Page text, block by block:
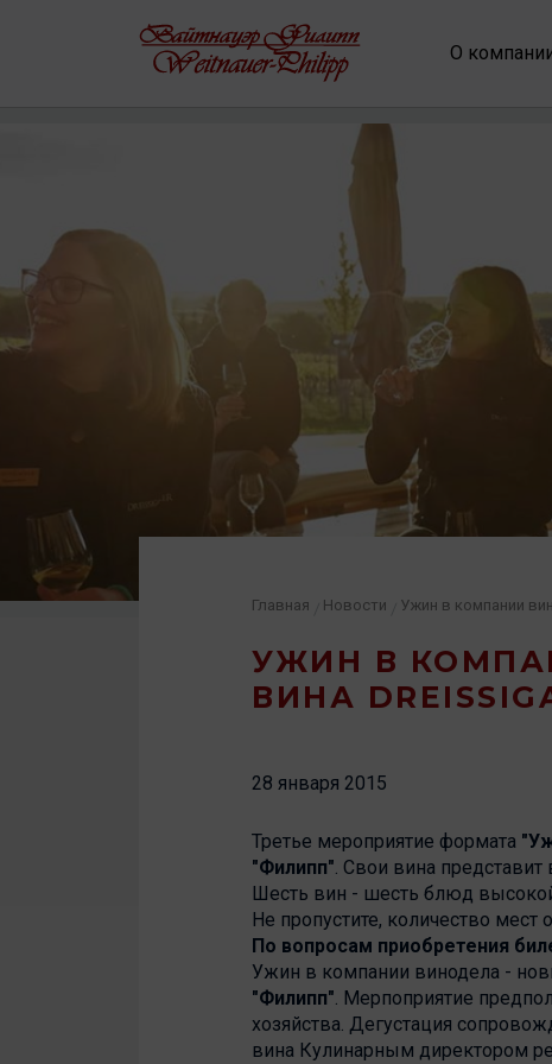
О
УЖИН В
ВИНА
Главная Новости
28 января 2015
Третье мероприятие формата
"Филипп". Свои вина
Шесть вин - шесть блюд
Не пропустите, количество мест
По вопросам приобретения
Ужин в компании винодела -
"Филипп". Мерпоприятие
хозяйства. Дегустация
вина Кулинарным директором